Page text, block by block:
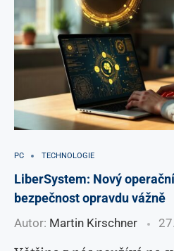
PC TECHNOLOGIE
LiberSystem: Nový
bezpečnost opravdu vážně
Autor: Martin Kirschner